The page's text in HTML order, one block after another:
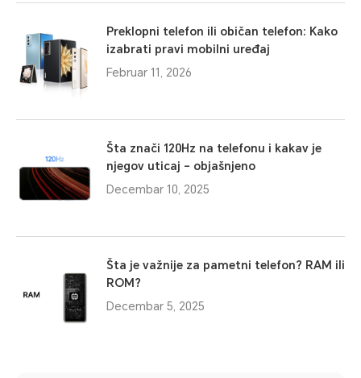
Preklopni telefon ili običan telefon: Kako
izabrati pravi mobilni uređaj
Februar 11, 2026
Šta znači 120Hz na telefonu i kakav je
njegov uticaj – objašnjeno
Decembar 10, 2025
Šta je važnije za pametni telefon? RAM ili
ROM?
Decembar 5, 2025